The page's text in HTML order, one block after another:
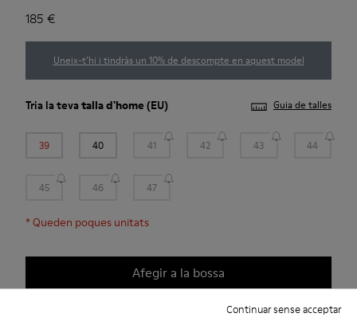
Continuar sense acceptar
185 €
Uneix-t’hi i tindràs un 10% de descompte en aquest model
Tria la tevatalla d'home (EU) Guia de talles
39 40 41 42 43 44
45 46 47
*Queden poques unitats
Afegir a la bossa